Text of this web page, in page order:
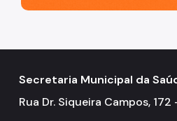
Secretaria Municipal da
Rua Dr. Siqueira Campos,